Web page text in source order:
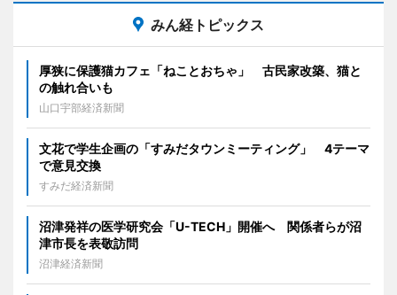
みん経トピックス
厚狭に保護猫カフェ「ねことおちゃ」 古民家改築、猫と
の触れ合いも
山口宇部経済新聞
文花で学生企画の「すみだタウンミーティング」 4テーマ
で意見交換
すみだ経済新聞
沼津発祥の医学研究会「U-TECH」開催へ 関係者らが沼
津市長を表敬訪問
沼津経済新聞